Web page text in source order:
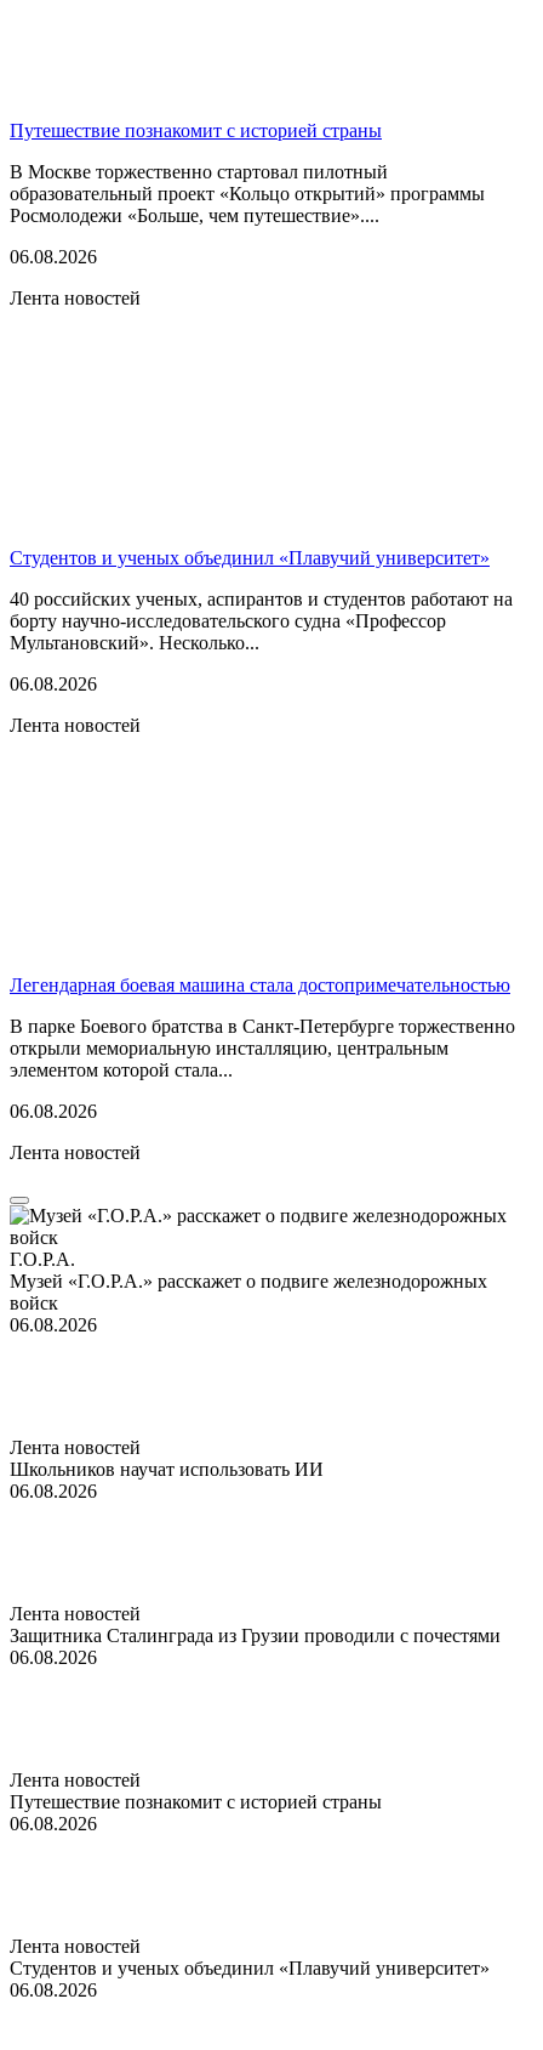
Путешествие познакомит с историей страны
В Москве торжественно стартовал пилотный
образовательный проект «Кольцо открытий» программы
Росмолодежи «Больше, чем путешествие»....
06.08.2026
Лента новостей
Студентов и ученых объединил «Плавучий университет»
40 российских ученых, аспирантов и студентов работают на
борту научно-исследовательского судна «Профессор
Мультановский». Несколько...
06.08.2026
Лента новостей
Легендарная боевая машина стала достопримечательностью
В парке Боевого братства в Санкт-Петербурге торжественно
открыли мемориальную инсталляцию, центральным
элементом которой стала...
06.08.2026
Лента новостей
Г.О.Р.А.
Музей «Г.О.Р.А.» расскажет о подвиге железнодорожных
войск
06.08.2026
Лента новостей
Школьников научат использовать ИИ
06.08.2026
Лента новостей
Защитника Сталинграда из Грузии проводили с почестями
06.08.2026
Лента новостей
Путешествие познакомит с историей страны
06.08.2026
Лента новостей
Студентов и ученых объединил «Плавучий университет»
06.08.2026